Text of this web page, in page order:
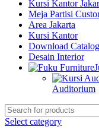
Kursi Kantor
Meja Partisi
Area Jakarta
Kursi Kantor
Download
Desain Interior
Auditorium
Select category